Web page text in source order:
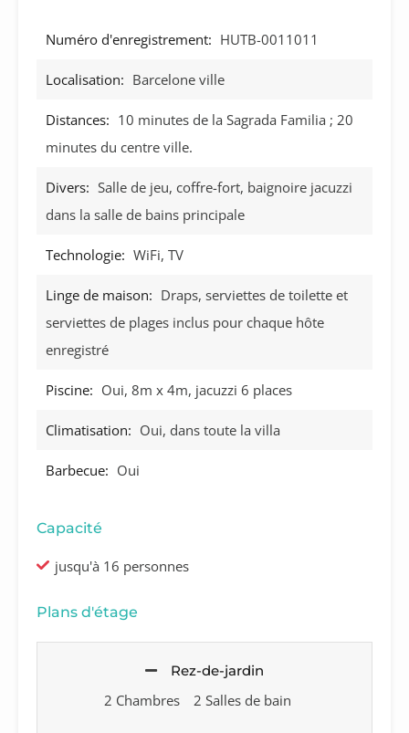
Numéro d'enregistrement: HUTB-0011011
Localisation: Barcelone ville
Distances: 10 minutes de la Sagrada Familia ; 20
minutes du centre ville.
Divers: Salle de jeu, coffre-fort, baignoire jacuzzi
dans la salle de bains principale
Technologie: WiFi, TV
Linge de maison: Draps, serviettes de toilette et
serviettes de plages inclus pour chaque hôte
enregistré
Piscine: Oui, 8m x 4m, jacuzzi 6 places
Climatisation: Oui, dans toute la villa
Barbecue: Oui
Capacité
jusqu'à 16 personnes
Plans d'étage
Rez-de-jardin
2 Chambres 2 Salles de bain